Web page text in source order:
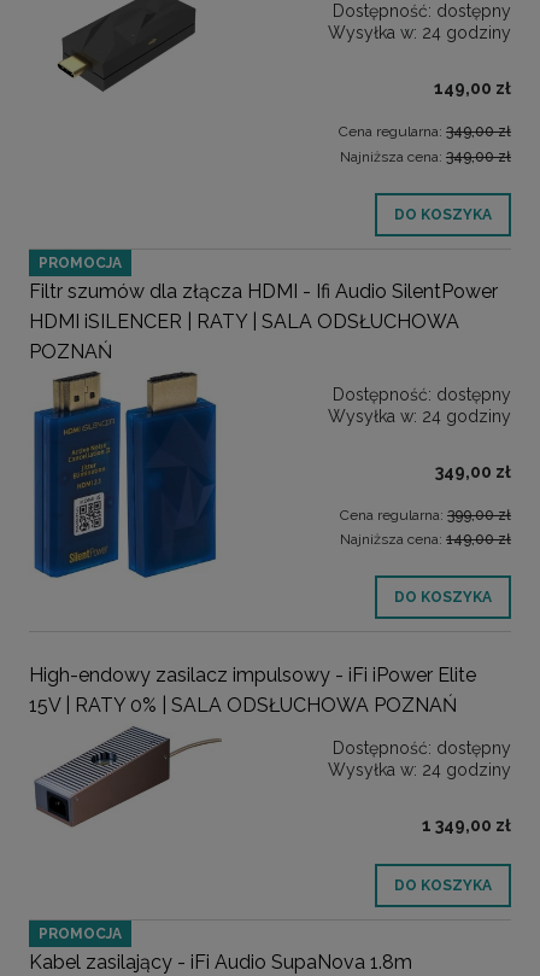
Dostępność: dostępny
Wysyłka w: 24 godziny
149,00 zł
Cena regularna: 349,00 zł
Najniższa cena: 349,00 zł
DO KOSZYKA
Filtr szumów dla złącza HDMI - Ifi Audio SilentPower
HDMI iSILENCER | RATY | SALA ODSŁUCHOWA
POZNAŃ
Dostępność: dostępny
Wysyłka w: 24 godziny
349,00 zł
Cena regularna: 399,00 zł
Najniższa cena: 149,00 zł
DO KOSZYKA
PROMOCJA
High-endowy zasilacz impulsowy - iFi iPower Elite
15V | RATY 0% | SALA ODSŁUCHOWA POZNAŃ
Dostępność: dostępny
Wysyłka w: 24 godziny
1 349,00 zł
DO KOSZYKA
Kabel zasilający - iFi Audio SupaNova 1.8m
PROMOCJA